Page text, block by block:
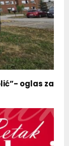
oglas za